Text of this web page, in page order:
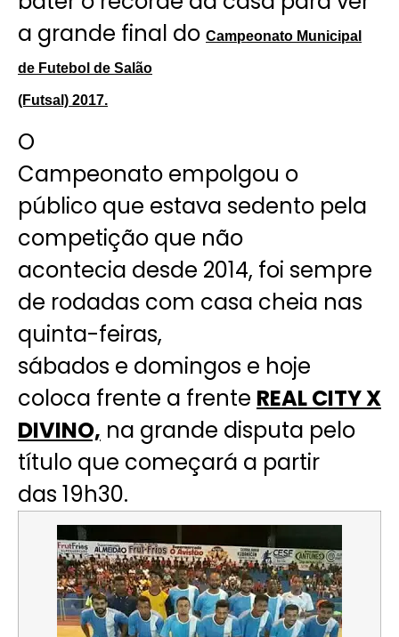
a grande final do Campeonato Municipal
de Futebol de Salão
(Futsal) 2017.
O
Campeonato empolgou o
público que estava sedento pela
competição que não
acontecia desde 2014, foi sempre
de rodadas com casa cheia nas
quinta-feiras,
sábados e domingos e hoje
coloca frente a frente REAL CITY X
DIVINO, na grande disputa pelo
título que começará a partir
das 19h30.